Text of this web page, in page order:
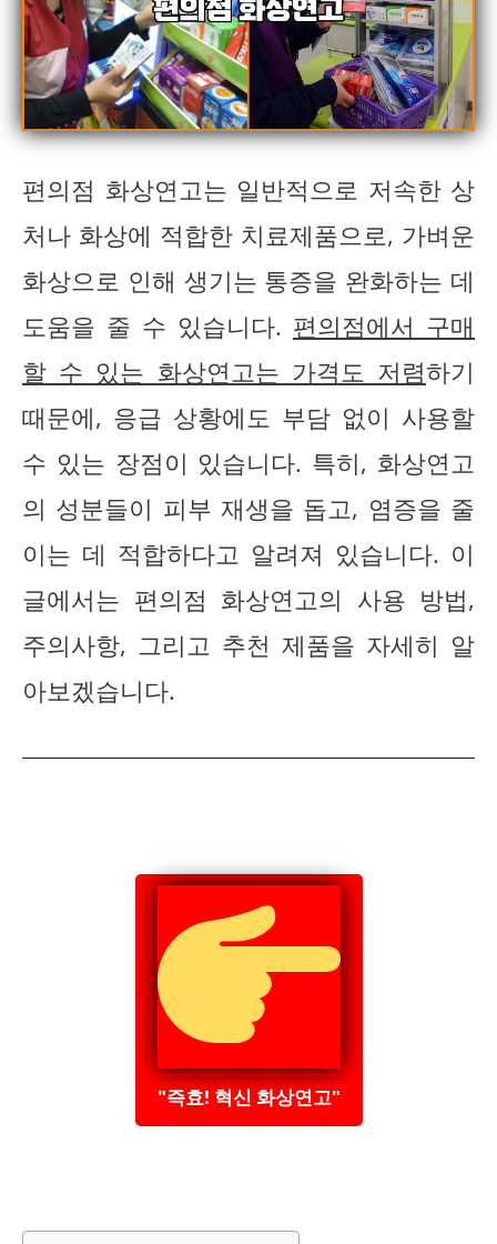
편의점 화상연고는 일반적으로 저속한 상
처나 화상에 적합한 치료제품으로, 가벼운
화상으로 인해 생기는 통증을 완화하는 데
도움을 줄 수 있습니다. 편의점에서 구매
할 수 있는 화상연고는 가격도 저렴하기
때문에, 응급 상황에도 부담 없이 사용할
수 있는 장점이 있습니다. 특히, 화상연고
의 성분들이 피부 재생을 돕고, 염증을 줄
이는 데 적합하다고 알려져 있습니다. 이
글에서는 편의점 화상연고의 사용 방법,
주의사항, 그리고 추천 제품을 자세히 알
아보겠습니다.
"즉효! 혁신 화상연고"